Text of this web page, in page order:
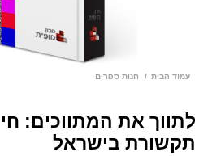
עמוד הבית חנות ספרים
לתווך את המתווכים:
תקשורת בישראל